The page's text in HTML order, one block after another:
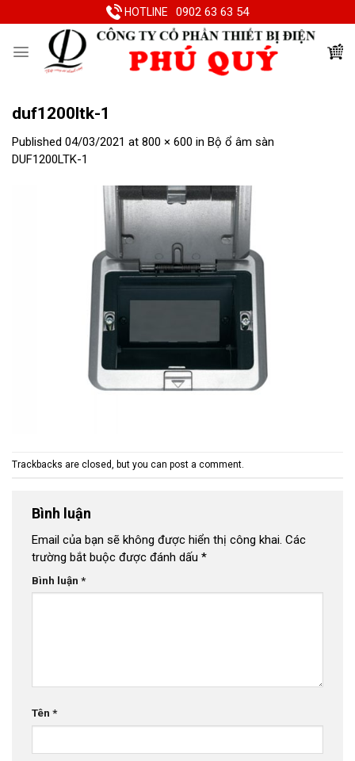
to
HOTLINE 0902 63 63 54
duf1200ltk-1
Published 04/03/2021 at 800 × 600 in Bộ ổ âm sàn
DUF1200LTK-1
Trackbacks are closed, but you can post a comment.
Bình luận
Email của bạn sẽ không được hiển thị công khai. Các
trường bắt buộc được đánh dấu *
Bình luận *
Tên *